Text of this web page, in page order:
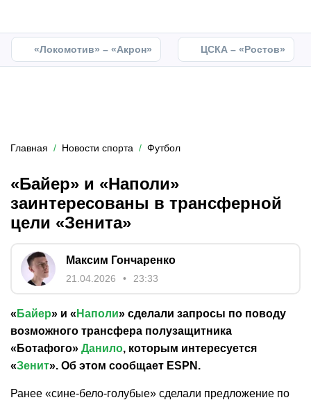
«Локомотив» – «Акрон» ЦСКА – «Ростов»
Главная Новости спорта Футбол
«Байер» и «Наполи»
заинтересованы в трансферной
цели «Зенита»
Максим Гончаренко
21.04.2026 23:33
« Байер» и « Наполи» сделали запросы по поводу
возможного трансфера полузащитника
«Ботафого» Данило, которым интересуется
«Зенит». Об этом сообщает ESPN.
Ранее «сине-бело-голубые» сделали предложение по